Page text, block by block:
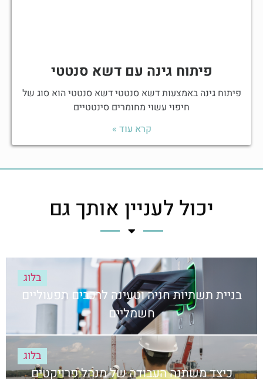
פיתוח גינה עם דשא סנטטי
פיתוח גינה באמצעות דשא סנטטי דשא סנטטי הוא סוג של
חיפוי עשוי מחומרים סינטטיים
קרא עוד »
יכול לעניין אותך גם
בלוג
בניית תשתיות חניה וטעינה לרכבים תפעוליים
חשמליים
בלוג
כיצד משתנה העבודה של מנהל פרויקטים